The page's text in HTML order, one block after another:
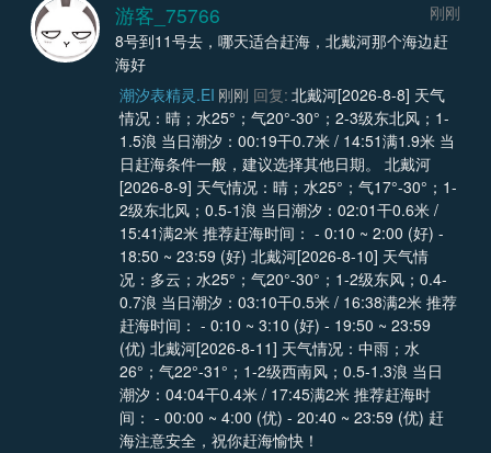
游客_75766
刚刚
8号到11号去，哪天适合赶海，北戴河那个海边赶
海好
潮汐表精灵.EI 刚刚 回复: 北戴河[2026-8-8] 天气
情况：晴；水25°；气20°-30°；2-3级东北风；1-
1.5浪 当日潮汐：00:19干0.7米 / 14:51满1.9米 当
日赶海条件一般，建议选择其他日期。 北戴河
[2026-8-9] 天气情况：晴；水25°；气17°-30°；1-
2级东北风；0.5-1浪 当日潮汐：02:01干0.6米 /
15:41满2米 推荐赶海时间： - 0:10 ~ 2:00 (好) -
18:50 ~ 23:59 (好) 北戴河[2026-8-10] 天气情
况：多云；水25°；气20°-30°；1-2级东风；0.4-
0.7浪 当日潮汐：03:10干0.5米 / 16:38满2米 推荐
赶海时间： - 0:10 ~ 3:10 (好) - 19:50 ~ 23:59
(优) 北戴河[2026-8-11] 天气情况：中雨；水
26°；气22°-31°；1-2级西南风；0.5-1.3浪 当日
潮汐：04:04干0.4米 / 17:45满2米 推荐赶海时
间： - 00:00 ~ 4:00 (优) - 20:40 ~ 23:59 (优) 赶
海注意安全，祝你赶海愉快！